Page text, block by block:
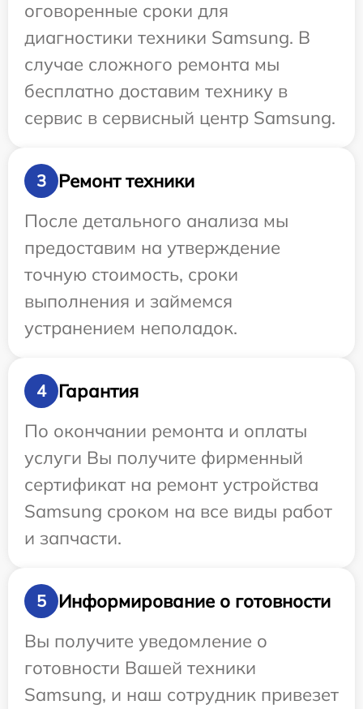
оговоренные сроки для
диагностики техники Samsung. В
случае сложного ремонта мы
бесплатно доставим технику в
сервис в сервисный центр Samsung.
3
Ремонт техники
После детального анализа мы
предоставим на утверждение
точную стоимость, сроки
выполнения и займемся
устранением неполадок.
4
Гарантия
По окончании ремонта и оплаты
услуги Вы получите фирменный
сертификат на ремонт устройства
Samsung сроком на все виды работ
и запчасти.
5
Информирование о готовности
Вы получите уведомление о
готовности Вашей техники
Samsung, и наш сотрудник привезет